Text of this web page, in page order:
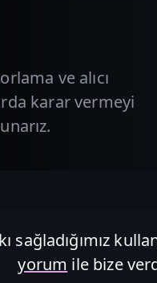
ve alıcı
karar vermeyi
sağladığımız
yorum ile bize